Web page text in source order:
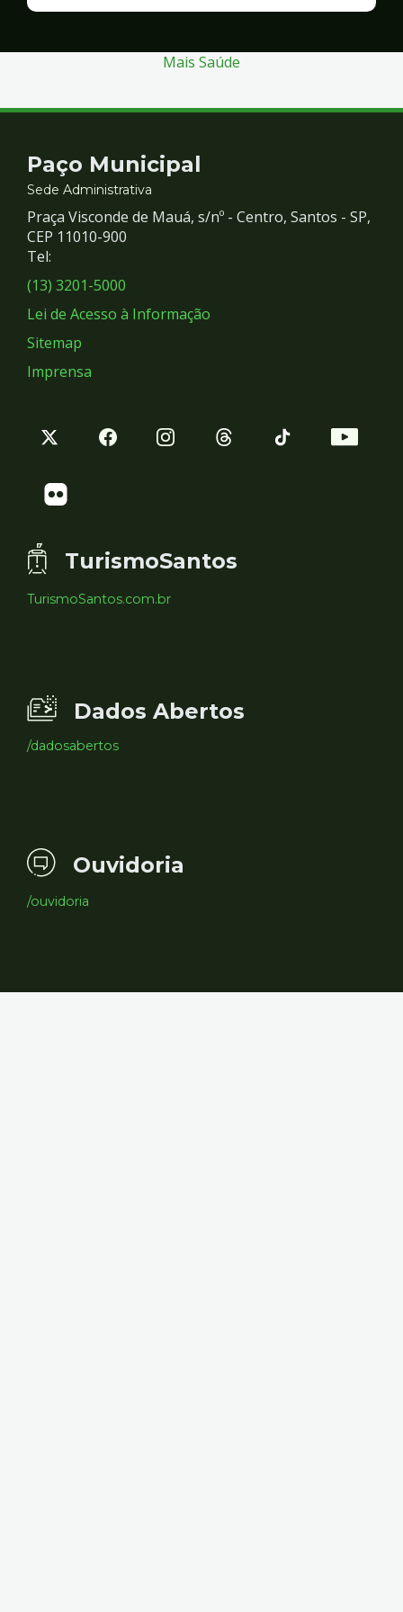
Mais Saúde
Contato
e
Redes
Sociais
Paço Municipal
Sede Administrativa
Praça Visconde de Mauá, s/nº - Centro, Santos - SP,
CEP 11010-900
Tel:
(13) 3201-5000
Lei de Acesso à Informação
Sitemap
Imprensa
TurismoSantos
TurismoSantos.com.br
Dados Abertos
/dadosabertos
Ouvidoria
/ouvidoria